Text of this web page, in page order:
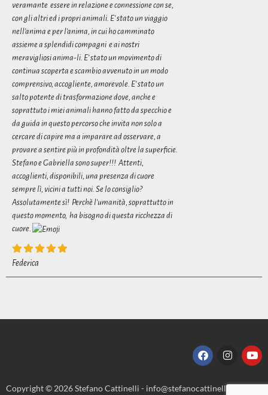
veramante essere in relazione e connessione con se,
con gli altri ed i propri animali. E’ stato un viaggio
nell’anima e per l’anima, in cui ho camminato
assieme a splendidi compagni e ai nostri
meravigliosi anima-li. E’ stato un movimento di
continua scoperta e scambio avvenuto in un modo
comprensivo, accogliente, amorevole. E’ stato un
salto potente di trasformazione dove, anche e
soprattuto i miei animali hanno fatto da specchio e
da guida in questo percorso che invita non solo a
cercare di capire ma a imparare ad osservare, a
provare a sentire più in profondità oltre la superficie.
Stefano e Gabriella sono super!!! Attenti,
accoglienti, disponibili, una presenza di cuore
sempre lì, vicini a tutti noi. Se lo consiglio?
Assolutamente sì! Perchè l’umanità, soprattutto in
questo momento, ha bisogno di questa ricchezza di
cuore.
Federica
Copyright © 2026 Stefano Cattinelli - info@stefanocattinelli.it